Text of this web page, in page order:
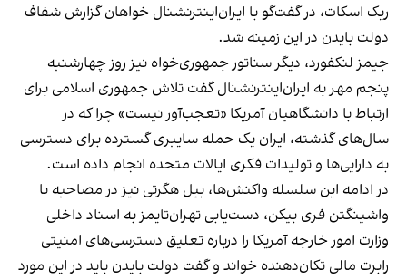
ریک اسکات، در گفت‌گو با ایران‌اینترنشنال خواهان گزارش شفاف
دولت بایدن در این زمینه شد.
جیمز لنکفورد، دیگر سناتور جمهوری‌خواه نیز روز چهارشنبه
پنجم مهر به ایران‌اینترنشنال گفت تلاش جمهوری اسلامی برای
ارتباط با دانشگاهیان آمریکا «تعجب‌آور نیست» چرا که در
سال‌های گذشته، ایران یک حمله سایبری گسترده برای دسترسی
به دارایی‌ها و تولیدات فکری ایالات متحده انجام داده است.
در ادامه این سلسله واکنش‌ها،‌ بیل هگرتی نیز در مصاحبه با
واشینگتن فری‌ بیکن، دست‌یابی تهران‌تایمز به اسناد داخلی
وزارت امور خارجه آمریکا را درباره تعلیق دسترسی‌های امنیتی
رابرت مالی تکان‌دهنده خواند و گفت دولت بایدن باید در این مورد